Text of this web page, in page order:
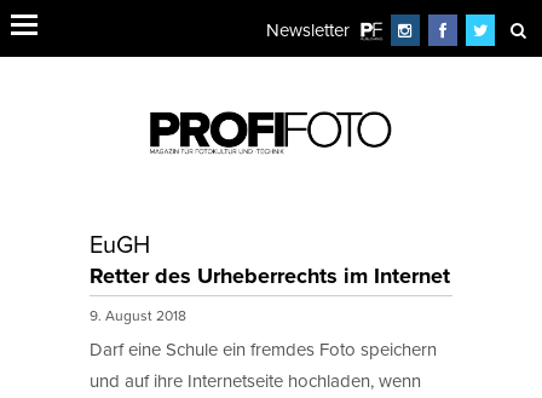
Newsletter
EuGH
Retter des Urheberrechts im Internet
9. August 2018
Darf eine Schule ein fremdes Foto speichern
und auf ihre Internetseite hochladen, wenn